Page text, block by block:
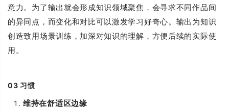
意力。为了输出就会形成知识领域聚焦，会寻求不同作品间
的异同点，而变化和对比可以激发学习好奇心。输出为知识
创造致用场景训练，加深对知识的理解，方便后续的实际使
用。
03习惯
维持在舒适区边缘